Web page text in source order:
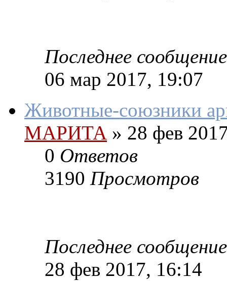
Последнее сообщение
06 мар 2017, 19:07
Животные-союзники
МАРИТА » 28 фев
0 Ответов
3190 Просмотров
Последнее сообщение
28 фев 2017, 16:14